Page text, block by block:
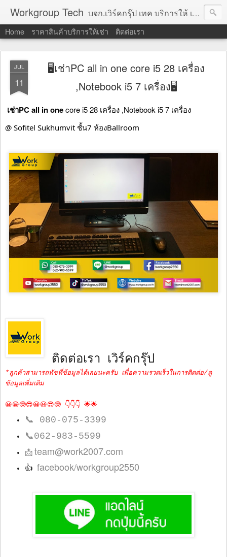
Workgroup Tech บจก.เวิร์คกรุ๊ป เทค บริการให้ เช่าคอมพิวเตอร์ โน้ตบุ๊ค โปรเจคเตอร์ ทีวีจอแบน จอทัชสกรีน ตู้คีออส วีดีโอวอล และอุปกรณ์อื่น ๆ บริการให้เช่าเป็น รายวัน
Home ราคาสินค้าบริการให้เช่า ติดต่อเรา
JUL
11
🖥เช่าPC all in one core i5 28 เครื่อง
,Notebook i5 7 เครื่อง🖥
เช่าPC all in one core i5 28 เครื่อง ,Notebook i5 7 เครื่อง
@ Sofitel Sukhumvit ชั้น7 ห้องBallroom
ติดต่อเรา เวิร์คกรุ๊ป
*ลูกค้าสามารถทัชที่ข้อมูลได้เลยนะครับ เพื่อความรวดเร็วในการติดต่อ/ดู
ข้อมูลเพิ่มเติม
😀😁🤓😎😀😃😎🤓 👇👇👇 🌟🌟
📞 080-075-3399
📞062-983-5599
📩team@work2007.com
👍 facebook/workgroup2550